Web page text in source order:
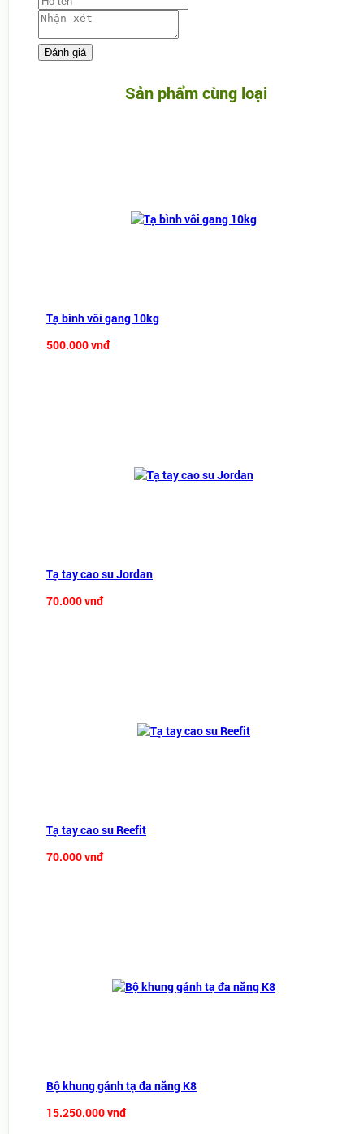
Sản phẩm cùng loại
Tạ bình vôi gang 10kg
500.000 vnđ
Tạ tay cao su Jordan
70.000 vnđ
Tạ tay cao su Reefit
70.000 vnđ
Bộ khung gánh tạ đa năng K8
15.250.000 vnđ